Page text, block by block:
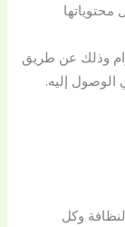
وذلك عن طريق
الوصول إليه.
وكل